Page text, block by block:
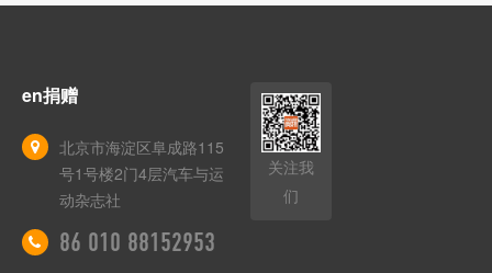
en捐赠
北京市海淀区阜成路115
号1号楼2门4层汽车与运
动杂志社
86 010 88152953
关注我
们